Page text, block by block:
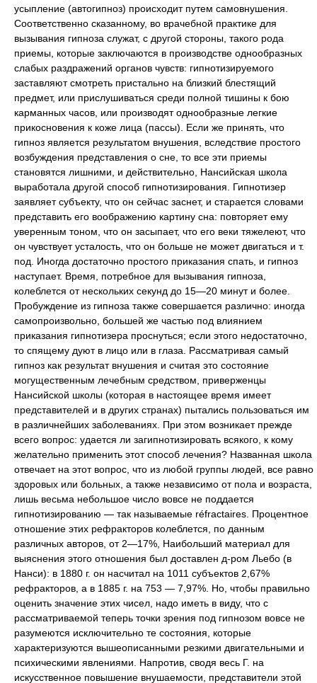
усыпление (автогипноз) происходит путем самовнушения.
Соответственно сказанному, во врачебной практике для
вызывания гипноза служат, с другой стороны, такого рода
приемы, которые заключаются в производстве однообразных
слабых раздражений органов чувств: гипнотизируемого
заставляют смотреть пристально на близкий блестящий
предмет, или прислушиваться среди полной тишины к бою
карманных часов, или производят однообразные легкие
прикосновения к коже лица (пассы). Если же принять, что
гипноз является результатом внушения, вследствие простого
возбуждения представления о сне, то все эти приемы
становятся лишними, и действительно, Нансийская школа
выработала другой способ гипнотизирования. Гипнотизер
заявляет субъекту, что он сейчас заснет, и старается словами
представить его воображению картину сна: повторяет ему
уверенным тоном, что он засыпает, что его веки тяжелеют, что
он чувствует усталость, что он больше не может двигаться и т.
под. Иногда достаточно простого приказания спать, и гипноз
наступает. Время, потребное для вызывания гипноза,
колеблется от нескольких секунд до 15—20 минут и более.
Пробуждение из гипноза также совершается различно: иногда
самопроизвольно, большей же частью под влиянием
приказания гипнотизера проснуться; если этого недостаточно,
то спящему дуют в лицо или в глаза. Рассматривая самый
гипноз как результат внушения и считая это состояние
могущественным лечебным средством, приверженцы
Нансийской школы (которая в настоящее время имеет
представителей и в других странах) пытались пользоваться им
в различнейших заболеваниях. При этом возникает прежде
всего вопрос: удается ли загипнотизировать всякого, к кому
желательно применить этот способ лечения? Названная школа
отвечает на этот вопрос, что из любой группы людей, все равно
здоровых или больных, а также независимо от пола и возраста,
лишь весьма небольшое число вовсе не поддается
гипнотизированию — так называемые réfractaires. Процентное
отношение этих рефракторов колеблется, по данным
различных авторов, от 2—17%, Наибольший материал для
выяснения этого отношения был доставлен д-ром Льебо (в
Нанси): в 1880 г. он насчитал на 1011 субъектов 2,67%
рефракторов, а в 1885 г. на 753 — 7,97%. Но, чтобы правильно
оценить значение этих чисел, надо иметь в виду, что с
рассматриваемой теперь точки зрения под гипнозом вовсе не
разумеются исключительно те состояния, которые
характеризуются вышеописанными резкими двигательными и
психическими явлениями. Напротив, сводя весь Г. на
искусственное повышение внушаемости, представители этой